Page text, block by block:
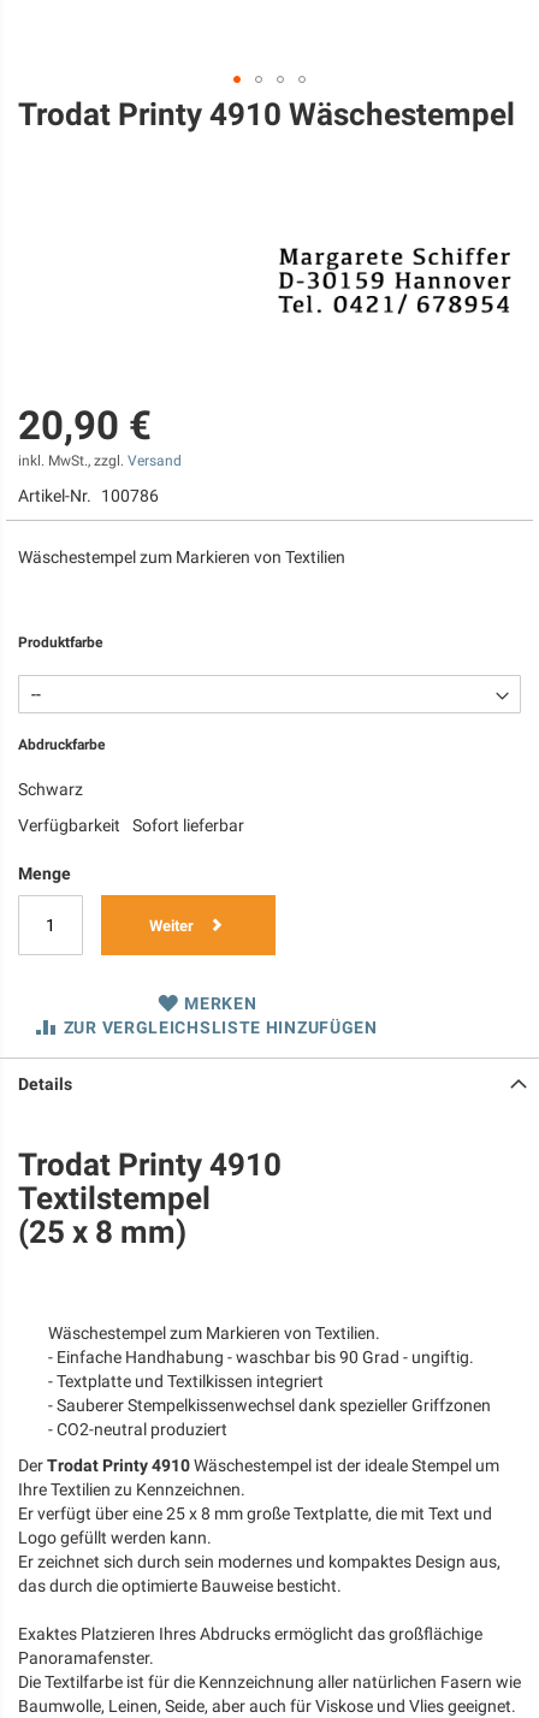
Zum
Anfang
Trodat Printy 4910 Wäschestempel
20,90 €
inkl. MwSt., zzgl. Versand
Artikel-Nr. 100786
Wäschestempel zum Markieren von Textilien
Produktfarbe
Abdruckfarbe
Schwarz
Verfügbarkeit
Sofort lieferbar
Menge
Weiter
MERKEN
ZUR VERGLEICHSLISTE HINZUFÜGEN
Details
Trodat Printy 4910
Textilstempel
(25 x 8 mm)
Wäschestempel zum Markieren von Textilien.
- Einfache Handhabung - waschbar bis 90 Grad - ungiftig.
- Textplatte und Textilkissen integriert
- Sauberer Stempelkissenwechsel dank spezieller Griffzonen
- CO2-neutral produziert
DerTrodat Printy 4910Wäschestempel ist der ideale Stempel um
Ihre Textilien zu Kennzeichnen.
Er verfügt über eine 25 x 8 mm große Textplatte, die mit Text und
Logo gefüllt werden kann.
Er zeichnet sich durch sein modernes und kompaktes Design aus,
das durch die optimierte Bauweise besticht.
Exaktes Platzieren Ihres Abdrucks ermöglicht das großflächige
Panoramafenster.
Die Textilfarbe ist für die Kennzeichnung aller natürlichen Fasern wie
Baumwolle, Leinen, Seide, aber auch für Viskose und Vlies geeignet.